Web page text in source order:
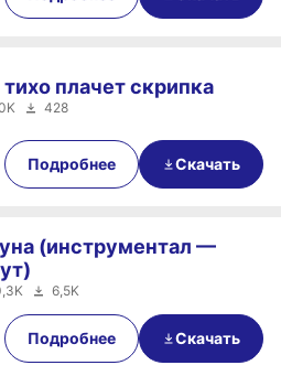
00:50
плачет скрипка
428
Подробнее Скачать
00:25
(инструментал —
6,5K
Подробнее Скачать